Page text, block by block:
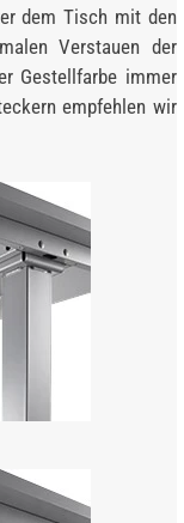
dem Tisch mit den
Verstauen der
Gestellfarbe immer
empfehlen wir